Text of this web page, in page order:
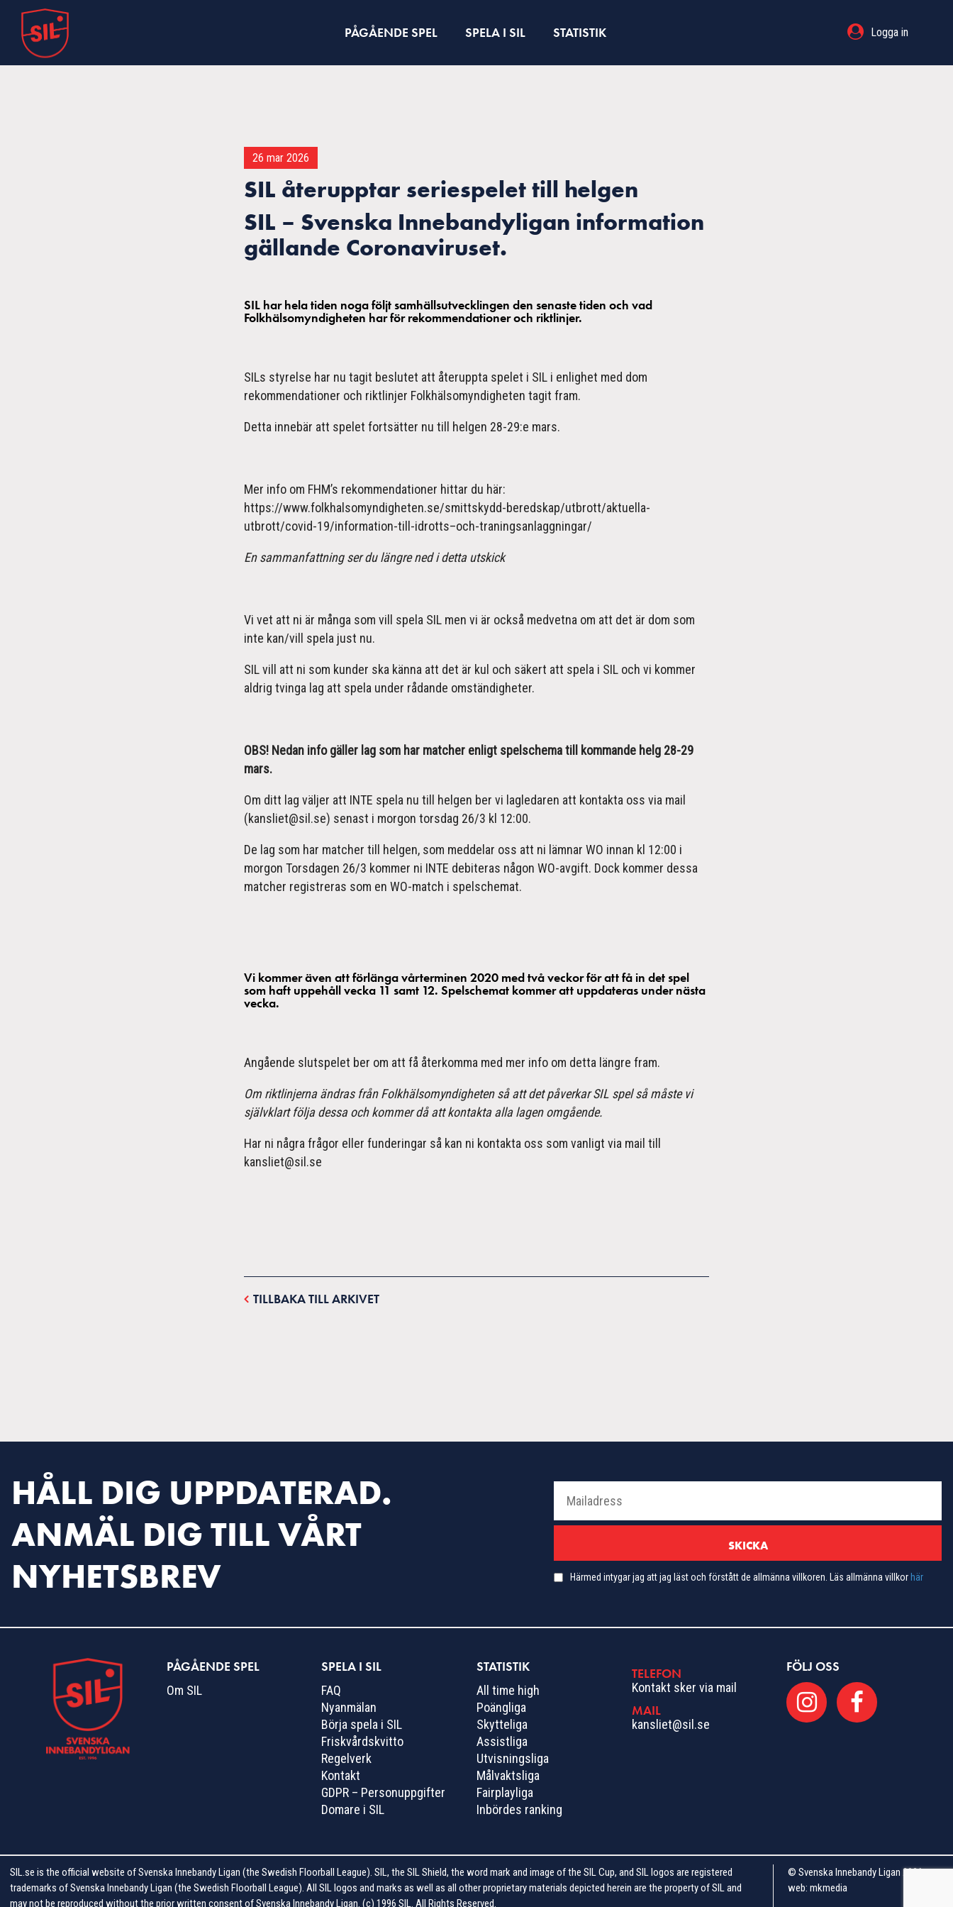
PÅGÅENDE SPEL SPELA I SIL STATISTIK Logga in
26 mar 2026
SIL återupptar seriespelet till helgen
SIL – Svenska Innebandyligan information
gällande Coronaviruset.
SIL har hela tiden noga följt samhällsutvecklingen den senaste tiden och vad
Folkhälsomyndigheten har för rekommendationer och riktlinjer.
SILs styrelse har nu tagit beslutet att återuppta spelet i SIL i enlighet med dom
rekommendationer och riktlinjer Folkhälsomyndigheten tagit fram.
Detta innebär att spelet fortsätter nu till helgen 28-29:e mars.
Mer info om FHM’s rekommendationer hittar du här:
https://www.folkhalsomyndigheten.se/smittskydd-beredskap/utbrott/aktuella-
utbrott/covid-19/information-till-idrotts–och-traningsanlaggningar/
En sammanfattning ser du längre ned i detta utskick
Vi vet att ni är många som vill spela SIL men vi är också medvetna om att det är dom som
inte kan/vill spela just nu.
SIL vill att ni som kunder ska känna att det är kul och säkert att spela i SIL och vi kommer
aldrig tvinga lag att spela under rådande omständigheter.
OBS! Nedan info gäller lag som har matcher enligt spelschema till kommande helg 28-29
mars.
Om ditt lag väljer att INTE spela nu till helgen ber vi lagledaren att kontakta oss via mail
(kansliet@sil.se) senast i morgon torsdag 26/3 kl 12:00.
De lag som har matcher till helgen, som meddelar oss att ni lämnar WO innan kl 12:00 i
morgon Torsdagen 26/3 kommer ni INTE debiteras någon WO-avgift. Dock kommer dessa
matcher registreras som en WO-match i spelschemat.
Vi kommer även att förlänga vårterminen 2020 med två veckor för att få in det spel
som haft uppehåll vecka 11 samt 12. Spelschemat kommer att uppdateras under nästa
vecka.
Angående slutspelet ber om att få återkomma med mer info om detta längre fram.
Om riktlinjerna ändras från Folkhälsomyndigheten så att det påverkar SIL spel så måste vi
självklart följa dessa och kommer då att kontakta alla lagen omgående.
Har ni några frågor eller funderingar så kan ni kontakta oss som vanligt via mail till
kansliet@sil.se
TILLBAKA TILL ARKIVET
HÅLL DIG UPPDATERAD.
ANMÄL DIG TILL VÅRT
NYHETSBREV
Härmed intygar jag att jag läst och förstått de allmänna villkoren. Läs allmänna villkor här
PÅGÅENDE SPEL
Om SIL
SPELA I SIL
FAQ
Nyanmälan
Börja spela i SIL
Friskvårdskvitto
Regelverk
Kontakt
GDPR – Personuppgifter
Domare i SIL
STATISTIK
All time high
Poängliga
Skytteliga
Assistliga
Utvisningsliga
Målvaktsliga
Fairplayliga
Inbördes ranking
TELEFON
Kontakt sker via mail
MAIL
kansliet@sil.se
FÖLJ OSS
SIL.se is the official website of Svenska Innebandy Ligan (the Swedish Floorball League). SIL, the SIL Shield, the word mark and image of the SIL Cup, and SIL logos are registered
trademarks of Svenska Innebandy Ligan (the Swedish Floorball League). All SIL logos and marks as well as all other proprietary materials depicted herein are the property of SIL and
may not be reproduced without the prior written consent of Svenska Innebandy Ligan. (c) 1996 SIL. All Rights Reserved.
© Svenska Innebandy Ligan 2026
web: mkmedia